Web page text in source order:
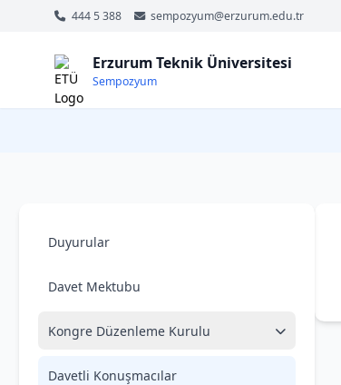
444 5 388 sempozyum@erzurum.edu.tr
Erzurum Teknik Üniversitesi
Sempozyum
Duyurular
Davet Mektubu
Kongre Düzenleme Kurulu
Davetli Konuşmacılar